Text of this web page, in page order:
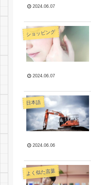
2024.06.07
ショッピング
2024.06.07
日本語
2024.06.06
よく似た言葉